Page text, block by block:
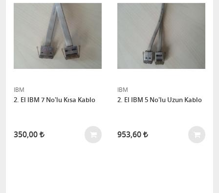
IBM
2. El IBM 7 No'lu Kısa Kablo
350,00
IBM
2. El IBM 5 No'lu Uzun Kablo
953,60